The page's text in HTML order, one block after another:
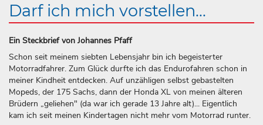
Darf ich mich vorstellen...
Ein Steckbrief von Johannes Pfaff
Schon seit meinem siebten Lebensjahr bin ich begeisterter
Motorradfahrer. Zum Glück durfte ich das Endurofahren schon in
meiner Kindheit entdecken. Auf unzähligen selbst gebastelten
Mopeds, der 175 Sachs, dann der Honda XL von meinen älteren
Brüdern „geliehen" (da war ich gerade 13 Jahre alt)... Eigentlich
kam ich seit meinen Kindertagen nicht mehr vom Motorrad runter.